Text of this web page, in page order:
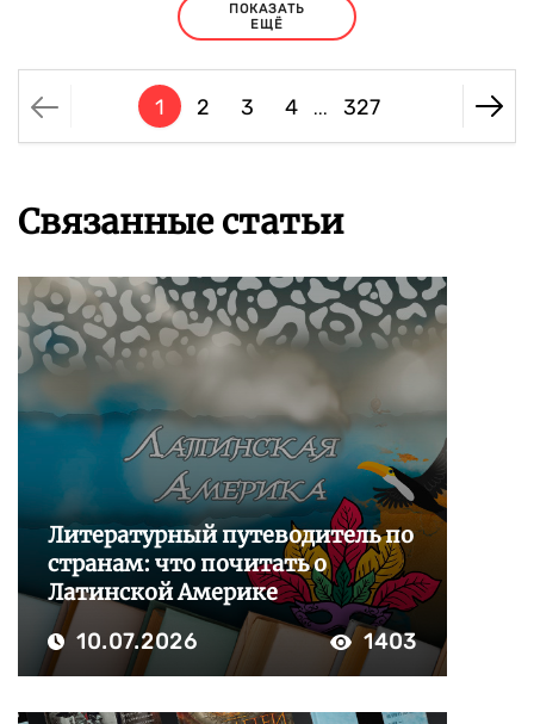
ПОКАЗАТЬ
ЕЩЁ
1 2 3 4 ... 327
Связанные статьи
Литературный путеводитель по
странам: что почитать о
Латинской Америке
10.07.2026 1403